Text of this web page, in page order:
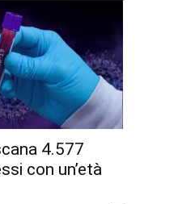
4.577
con un’età